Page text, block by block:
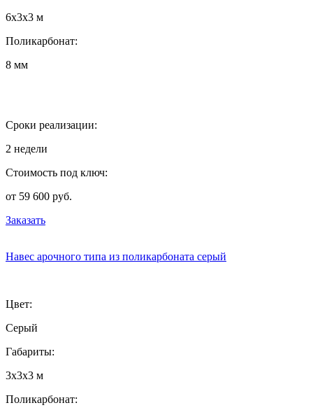
6х3х3 м
Поликарбонат:
8 мм
Сроки реализации:
2 недели
Стоимость под ключ:
от 59 600 руб.
Заказать
Навес арочного типа из поликарбоната серый
Цвет:
Серый
Габариты:
3х3х3 м
Поликарбонат: